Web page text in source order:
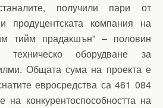
получили пари от
продуцентската компания на
тийм прадакшън” – половин
оборудване за
Общата сума на проекта е
евросредства са 461 084
конкурентоспособността на